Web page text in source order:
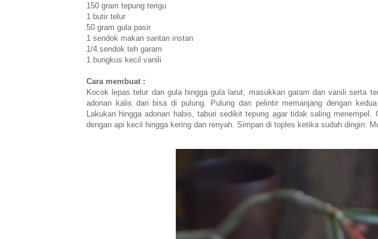
150 gram tepung terigu
1 butir telur
50 gram gula pasir
1 sendok makan santan instan
1/4 sendok teh garam
1 bungkus kecil vanili
Cara membuat :
Kocok lepas telur dan gula hingga gula larut, masukkan garam dan vanili serta
adonan kalis dan bisa di pulung. Pulung dan pelintir memanjang dengan
Lakukan hingga adonan habis, taburi sedikit tepung agar tidak saling
dengan api kecil hingga kering dan renyah. Simpan di toples ketika sudah dingin.